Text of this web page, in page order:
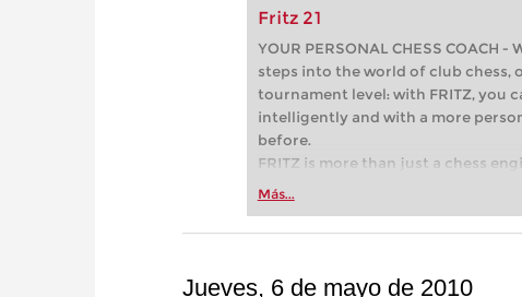
Fritz 21
YOUR PERSONAL CHESS
steps into the world of club chess,
tournament level: with FRITZ, you
intelligently and with a more
before.
FRITZ is more than just a chess
Whether you’re taking your first
more efficiently, intelligently and
Más...
Jueves, 6 de mayo de 2010